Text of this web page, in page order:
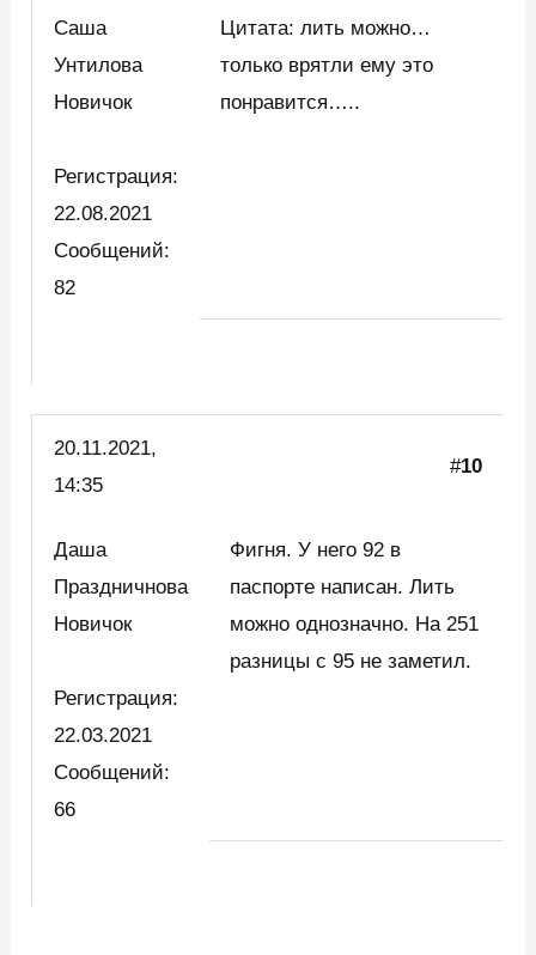
Саша
Унтилова
Новичок
Регистрация:
22.08.2021
Сообщений:
82
Цитата: лить можно…
только врятли ему это
понравится…..
20.11.2021,
14:35
#10
Даша
Праздничнова
Новичок
Регистрация:
22.03.2021
Сообщений:
66
Фигня. У него 92 в
паспорте написан. Лить
можно однозначно. На 251
разницы с 95 не заметил.